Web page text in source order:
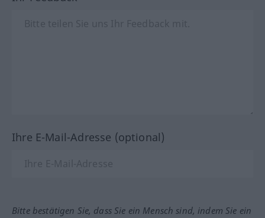
Ihre E-Mail-Adresse (optional)
Bitte bestätigen Sie, dass Sie ein Mensch sind, indem Sie ein